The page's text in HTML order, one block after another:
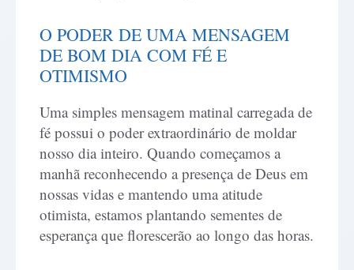
O PODER DE UMA MENSAGEM
DE BOM DIA COM FÉ E
OTIMISMO
Uma simples mensagem matinal carregada de
fé possui o poder extraordinário de moldar
nosso dia inteiro. Quando começamos a
manhã reconhecendo a presença de Deus em
nossas vidas e mantendo uma atitude
otimista, estamos plantando sementes de
esperança que florescerão ao longo das horas.